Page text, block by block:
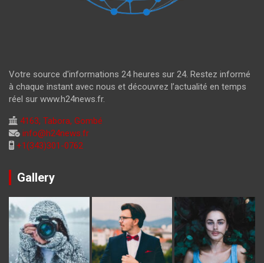
Votre source d'informations 24 heures sur 24. Restez informé
à chaque instant avec nous et découvrez l’actualité en temps
réel sur www.h24news.fr.
4163, Tabora, Gombé
info@h24news.fr
+1(343)301-0762
Gallery